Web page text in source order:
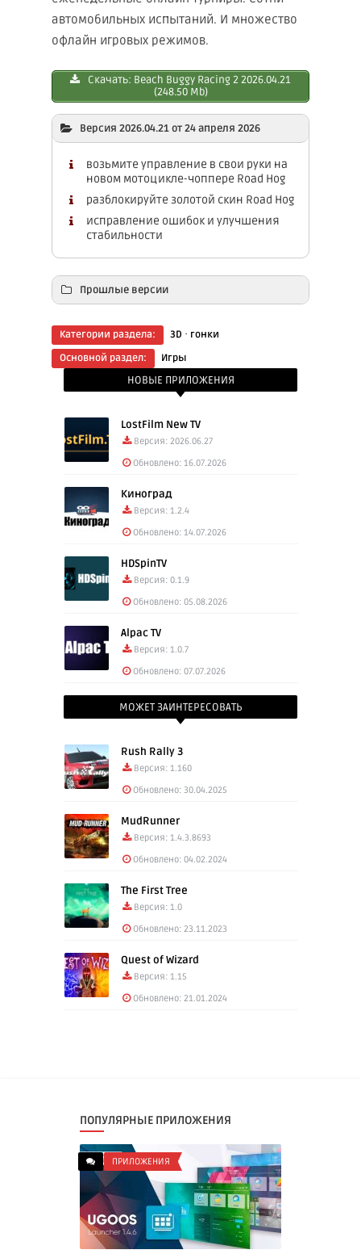
автомобильных испытаний. И множество
офлайн игровых режимов.
Скачать: Beach Buggy Racing 2 2026.04.21
(248.50 Mb)
Версия 2026.04.21 от 24 апреля 2026
возьмите управление в свои руки на
новом мотоцикле-чоппере Road Hog
разблокируйте золотой скин Road Hog
исправление ошибок и улучшения
стабильности
Прошлые версии
Скачать: Beach Buggy Rаcing 2 2026.01.15
(245.70 Mb)
Скачать: Beach Buggy Rаcing 2 2025.08.11
(236.50 Mb)
Категории раздела: 3D · гонки
Основной раздел:
Игры
НОВЫЕ ПРИЛОЖЕНИЯ
LostFilm New TV
Версия: 2026.06.27
Обновлено: 16.07.2026
Киноград
Версия: 1.2.4
Обновлено: 14.07.2026
HDSpinTV
Версия: 0.1.9
Обновлено: 05.08.2026
Alpac TV
Версия: 1.0.7
Обновлено: 07.07.2026
МОЖЕТ ЗАИНТЕРЕСОВАТЬ
Rush Rally 3
Версия: 1.160
Обновлено: 30.04.2025
MudRunner
Версия: 1.4.3.8693
Обновлено: 04.02.2024
The First Tree
Версия: 1.0
Обновлено: 23.11.2023
Quest of Wizard
Версия: 1.15
Обновлено: 21.01.2024
ПОПУЛЯРНЫЕ ПРИЛОЖЕНИЯ
ПРИЛОЖЕНИЯ